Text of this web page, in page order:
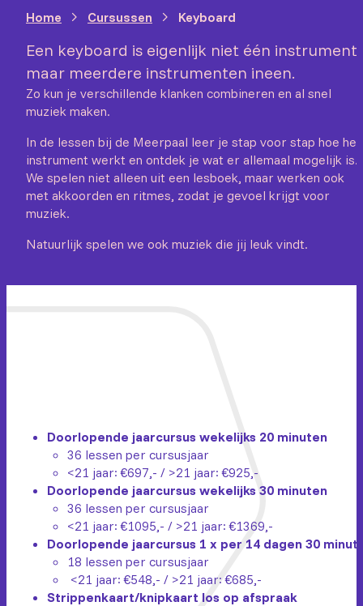
Home Cursussen Keyboard
Een keyboard is eigenlijk niet één instrument,
maar meerdere instrumenten ineen.
Zo kun je verschillende klanken combineren en al snel
muziek maken.
In de lessen bij de Meerpaal leer je stap voor stap hoe het
instrument werkt en ontdek je wat er allemaal mogelijk is.
We spelen niet alleen uit een lesboek, maar werken ook
met akkoorden en ritmes, zodat je gevoel krijgt voor
muziek.
Natuurlijk spelen we ook muziek die jij leuk vindt.
Doorlopende jaarcursus wekelijks 20 minuten
36 lessen per cursusjaar
<21 jaar: €697,- / >21 jaar: €925,-
Doorlopende jaarcursus wekelijks 30 minuten
36 lessen per cursusjaar
<21 jaar: €1095,- / >21 jaar: €1369,-
Doorlopende jaarcursus 1 x per 14 dagen 30
18 lessen per cursusjaar
<21 jaar: €548,- / >21 jaar: €685,-
Strippenkaart/knipkaart los op afspraak